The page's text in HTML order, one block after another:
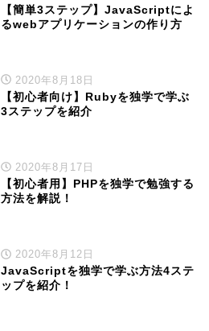
【簡単3ステップ】JavaScriptによ
るwebアプリケーションの作り方
2020年8月18日
【初心者向け】Rubyを独学で学ぶ
3ステップを紹介
2020年8月17日
【初心者用】PHPを独学で勉強する
方法を解説！
2020年8月12日
JavaScriptを独学で学ぶ方法4ステ
ップを紹介！